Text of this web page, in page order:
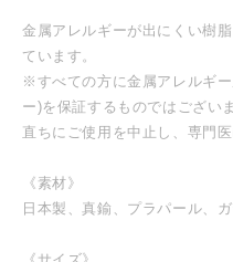
金属アレルギーが出にくい樹
ています。
※すべての方に金属アレルギ
ー)を保証するものではござい
直ちにご使用を中止し、専門
《素材》
日本製、真鍮、プラパール、